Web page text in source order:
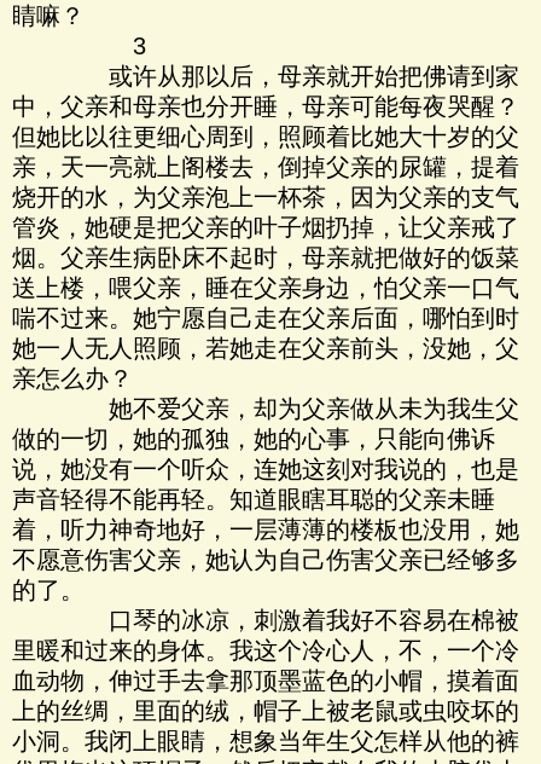
睛嘛？
3
或许从那以后，母亲就开始把佛请到家
中，父亲和母亲也分开睡，母亲可能每夜哭醒？
但她比以往更细心周到，照顾着比她大十岁的父
亲，天一亮就上阁楼去，倒掉父亲的尿罐，提着
烧开的水，为父亲泡上一杯茶，因为父亲的支气
管炎，她硬是把父亲的叶子烟扔掉，让父亲戒了
烟。父亲生病卧床不起时，母亲就把做好的饭菜
送上楼，喂父亲，睡在父亲身边，怕父亲一口气
喘不过来。她宁愿自己走在父亲后面，哪怕到时
她一人无人照顾，若她走在父亲前头，没她，父
亲怎么办？
她不爱父亲，却为父亲做从未为我生父
做的一切，她的孤独，她的心事，只能向佛诉
说，她没有一个听众，连她这刻对我说的，也是
声音轻得不能再轻。知道眼瞎耳聪的父亲未睡
着，听力神奇地好，一层薄薄的楼板也没用，她
不愿意伤害父亲，她认为自己伤害父亲已经够多
的了。
口琴的冰凉，刺激着我好不容易在棉被
里暖和过来的身体。我这个冷心人，不，一个冷
血动物，伸过手去拿那顶墨蓝色的小帽，摸着面
上的丝绸，里面的绒，帽子上被老鼠或虫咬坏的
小洞。我闭上眼睛，想象当年生父怎样从他的裤